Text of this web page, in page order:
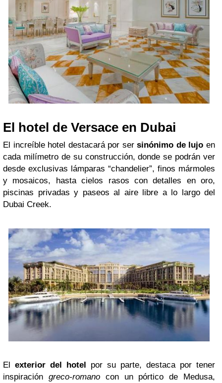
El hotel de Versace en Dubai
El increíble hotel destacará por sersinónimo de lujo en
cada milímetro de su construcción, donde se podrán ver
desde exclusivas lámparas “chandelier”, finos mármoles
y mosaicos, hasta cielos rasos con detalles en oro,
piscinas privadas y paseos al aire libre a lo largo del
Dubai Creek.
El exterior del hotel por su parte, destaca por tener
inspiración greco-romanocon un pórtico de Medusa,